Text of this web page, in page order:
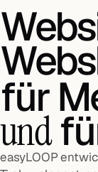
für
und
easyLOOP